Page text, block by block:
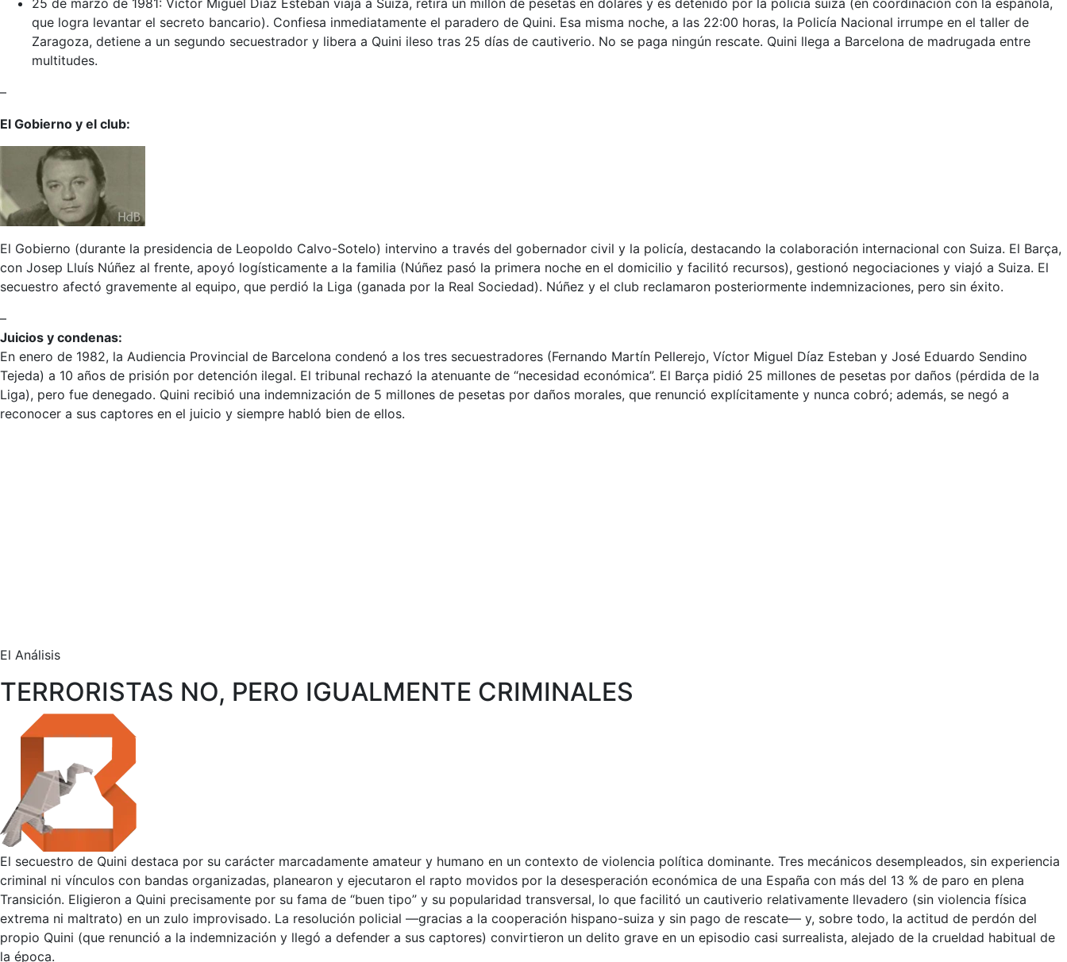
25 de marzo de 1981: Víctor Miguel Díaz Esteban viaja a Suiza, retira un millón de pesetas en dólares y es detenido por la policía suiza (en coordinación con la española,
que logra levantar el secreto bancario). Confiesa inmediatamente el paradero de Quini. Esa misma noche, a las 22:00 horas, la Policía Nacional irrumpe en el taller de
Zaragoza, detiene a un segundo secuestrador y libera a Quini ileso tras 25 días de cautiverio. No se paga ningún rescate. Quini llega a Barcelona de madrugada entre
multitudes.
–
El Gobierno y el club:
El Gobierno (durante la presidencia de Leopoldo Calvo-Sotelo) intervino a través del gobernador civil y la policía, destacando la colaboración internacional con Suiza. El Barça,
con Josep Lluís Núñez al frente, apoyó logísticamente a la familia (Núñez pasó la primera noche en el domicilio y facilitó recursos), gestionó negociaciones y viajó a Suiza. El
secuestro afectó gravemente al equipo, que perdió la Liga (ganada por la Real Sociedad). Núñez y el club reclamaron posteriormente indemnizaciones, pero sin éxito.
–
Juicios y condenas:
En enero de 1982, la Audiencia Provincial de Barcelona condenó a los tres secuestradores (Fernando Martín Pellerejo, Víctor Miguel Díaz Esteban y José Eduardo Sendino
Tejeda) a 10 años de prisión por detención ilegal. El tribunal rechazó la atenuante de “necesidad económica”. El Barça pidió 25 millones de pesetas por daños (pérdida de la
Liga), pero fue denegado. Quini recibió una indemnización de 5 millones de pesetas por daños morales, que renunció explícitamente y nunca cobró; además, se negó a
reconocer a sus captores en el juicio y siempre habló bien de ellos.
El Análisis
TERRORISTAS NO, PERO IGUALMENTE CRIMINALES
El secuestro de Quini destaca por su carácter marcadamente amateur y humano en un contexto de violencia política dominante. Tres mecánicos desempleados, sin experiencia
criminal ni vínculos con bandas organizadas, planearon y ejecutaron el rapto movidos por la desesperación económica de una España con más del 13 % de paro en plena
Transición. Eligieron a Quini precisamente por su fama de “buen tipo” y su popularidad transversal, lo que facilitó un cautiverio relativamente llevadero (sin violencia física
extrema ni maltrato) en un zulo improvisado. La resolución policial —gracias a la cooperación hispano-suiza y sin pago de rescate— y, sobre todo, la actitud de perdón del
propio Quini (que renunció a la indemnización y llegó a defender a sus captores) convirtieron un delito grave en un episodio casi surrealista, alejado de la crueldad habitual de
la época.